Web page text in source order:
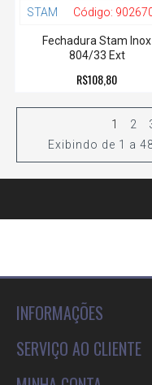
STAM Código:
Fechadura Stam Inox
804/33 Ext
R$108,80
1 2
Exibindo de 1 a
INFORMAÇÕES
SERVIÇO AO CLIENTE